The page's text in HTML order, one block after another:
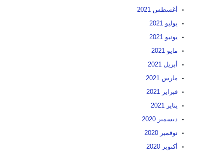
أغسطس 2021
يوليو 2021
يونيو 2021
مايو 2021
أبريل 2021
مارس 2021
فبراير 2021
يناير 2021
ديسمبر 2020
نوفمبر 2020
أكتوبر 2020